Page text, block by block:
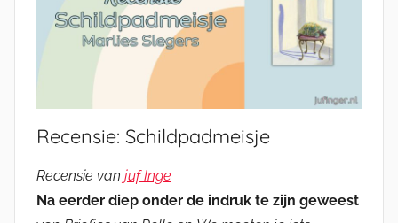
Recensie: Schildpadmeisje
Recensie van juf Inge
Na eerder diep onder de indruk te zijn geweest